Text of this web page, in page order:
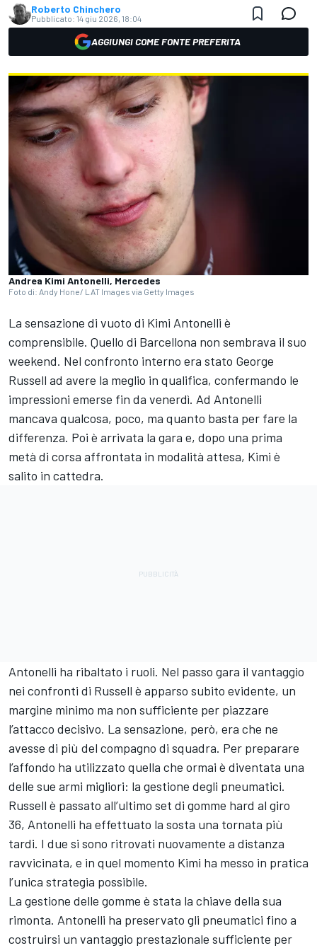
Roberto Chinchero
Pubblicato: 14 giu 2026, 18:04
AGGIUNGI COME FONTE PREFERITA
Andrea Kimi Antonelli, Mercedes
Foto di: Andy Hone/ LAT Images via Getty Images
La sensazione di vuoto di Kimi Antonelli è
comprensibile. Quello di Barcellona non sembrava il suo
weekend. Nel confronto interno era stato George
Russell ad avere la meglio in qualifica, confermando le
impressioni emerse fin da venerdì. Ad Antonelli
mancava qualcosa, poco, ma quanto basta per fare la
differenza. Poi è arrivata la gara e, dopo una prima
metà di corsa affrontata in modalità attesa, Kimi è
salito in cattedra.
Antonelli ha ribaltato i ruoli. Nel passo gara il vantaggio
nei confronti di Russell è apparso subito evidente, un
margine minimo ma non sufficiente per piazzare
l’attacco decisivo. La sensazione, però, era che ne
avesse di più del compagno di squadra. Per preparare
l’affondo ha utilizzato quella che ormai è diventata una
delle sue armi migliori: la gestione degli pneumatici.
Russell è passato all’ultimo set di gomme hard al giro
36, Antonelli ha effettuato la sosta una tornata più
tardi. I due si sono ritrovati nuovamente a distanza
ravvicinata, e in quel momento Kimi ha messo in pratica
l’unica strategia possibile.
La gestione delle gomme è stata la chiave della sua
rimonta. Antonelli ha preservato gli pneumatici fino a
costruirsi un vantaggio prestazionale sufficiente per